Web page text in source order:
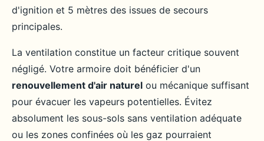
d'ignition et 5 mètres des issues de secours
principales.
La ventilation constitue un facteur critique souvent
négligé. Votre armoire doit bénéficier d'un
renouvellement d'air naturel ou mécanique suffisant
pour évacuer les vapeurs potentielles. Évitez
absolument les sous-sols sans ventilation adéquate
ou les zones confinées où les gaz pourraient